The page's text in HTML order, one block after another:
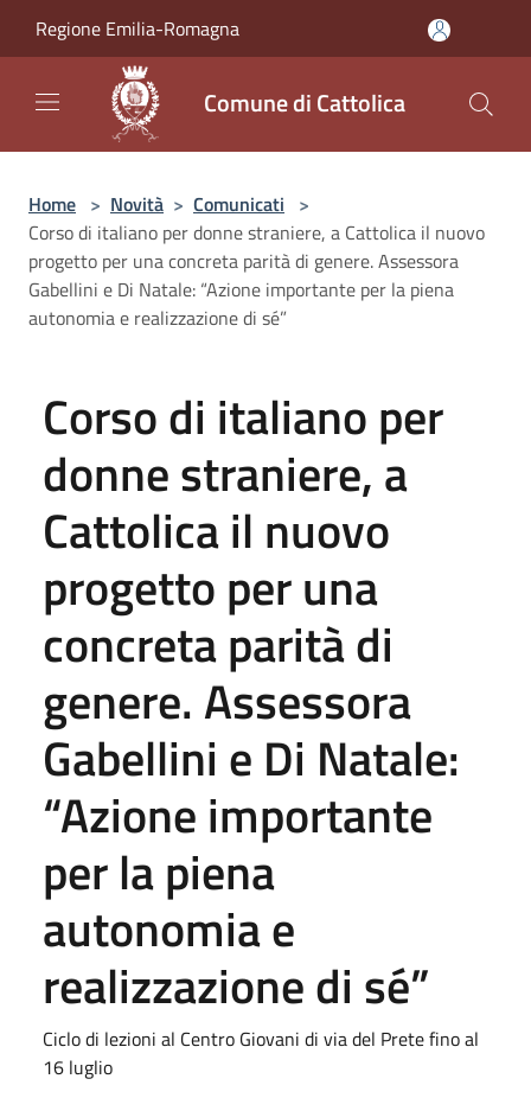
Regione Emilia-Romagna
Comune di Cattolica
Home > Novità > Comunicati >
Corso di italiano per donne straniere, a Cattolica il nuovo
progetto per una concreta parità di genere. Assessora
Gabellini e Di Natale: “Azione importante per la piena
autonomia e realizzazione di sé”
Corso di italiano per
donne straniere, a
Cattolica il nuovo
progetto per una
concreta parità di
genere. Assessora
Gabellini e Di Natale:
“Azione importante
per la piena
autonomia e
realizzazione di sé”
Ciclo di lezioni al Centro Giovani di via del Prete fino al
16 luglio